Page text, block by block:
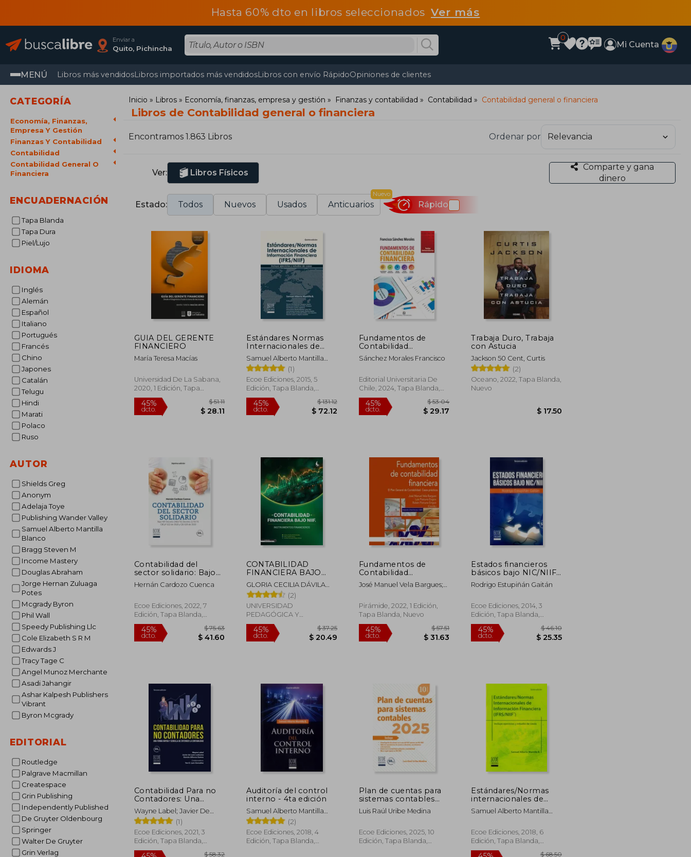
Hasta 60% dto en libros seleccionadosVer más
Enviar a
Quito, Pichincha
0
Mi Cuenta
MENÚ Libros más vendidosLibros importados más vendidosLibros con envío RápidoOpiniones de clientes
CATEGORÍA
Economía, Finanzas,
Empresa Y Gestión
Finanzas Y Contabilidad
Contabilidad
Contabilidad General O
Financiera
ENCUADERNACIÓN
Tapa Blanda
Tapa Dura
Piel/Lujo
IDIOMA
Inglés
Alemán
Español
Italiano
Portugués
Francés
Chino
Japones
Catalán
Telugu
Hindi
Marati
Polaco
Ruso
AUTOR
Shields Greg
Anonym
Adelaja Toye
Publishing Wander Valley
Samuel Alberto Mantilla
Blanco
Bragg Steven M
Income Mastery
Douglas Abraham
Jorge Hernan Zuluaga
Potes
Mcgrady Byron
Phil Wall
Speedy Publishing Llc
Cole Elizabeth S R M
Edwards J
Tracy Tage C
Angel Munoz Merchante
Asadi Jahangir
Ashar Kalpesh Publishers
Vibrant
Byron Mcgrady
EDITORIAL
Routledge
Palgrave Macmillan
Createspace
Grin Publishing
Independently Published
De Gruyter Oldenbourg
Springer
Walter De Gruyter
Grin Verlag
Inicio Libros Economía, finanzas, empresa y gestión Finanzas y contabilidad Contabilidad Contabilidad general o financiera
Libros de Contabilidad general o financiera
Encontramos 1.863 Libros Ordenar por
Ver: Libros Físicos
Comparte y gana
dinero
Estado: Todos Nuevos Usados Anticuarios
Nuevo
Rápido
GUIA DEL GERENTE
FINANCIERO
María Teresa Macías
Universidad De La Sabana,
2020, 1 Edición, Tapa
Blanda, Nuevo
Estándares Normas
Internacionales de
Información
Financiera Ifrs
Samuel Alberto Mantilla
Blanco
(1)
Ecoe Ediciones, 2015, 5
Edición, Tapa Blanda,
Nuevo
$ 72.12
Fundamentos de
Contabilidad
Financiera de
Francisco Sánchez
Universitaria de Chile)
Sánchez Morales Francisco
Editorial Universitaria De
Chile, 2024, Tapa Blanda,
Nuevo
$ 29.17
Trabaja Duro, Trabaja
con Astucia
Jackson 50 Cent, Curtis
(2)
Oceano, 2022, Tapa Blanda,
Nuevo
Contabilidad del
sector solidario: Bajo
NIF Decreto 2483
Hernán Cardozo Cuenca
Ecoe Ediciones, 2022, 7
Edición, Tapa Blanda,
Nuevo
45%
dcto.
CONTABILIDAD
FINANCIERA BAJO
NIIF. INSTRUMENTOS
FINANCIEROS.
GLORIA CECILIA DÁVILA
GIRALDO, DILIA CASTILLO
NOSSA, ANDRÉS
FERNANDO MEJÍA AMAYA.
(2)
UNIVERSIDAD
PEDAGÓGICA Y
TECNOLÓGICA DE
COLOM, 2024, Tapa
Blanda, Nuevo
45%
dcto.
Fundamentos de
Contabilidad
Financiera: El Plan
General de
Prácticos
José Manuel Vela Bargues;
Porcuna Enguix
Pirámide, 2022, 1 Edición,
Tapa Blanda, Nuevo
45%
dcto.
$ 57.51
$ 31.63
Estados financieros
básicos bajo NIC/NIIF
- 3ra edición
Rodrigo Estupiñán Gaitán
Ecoe Ediciones, 2014, 3
Edición, Tapa Blanda,
Nuevo
45%
dcto.
Contabilidad Para no
Contadores: Una
Forma Rápida y
Sencilla de Entender la
Contabilidad
Wayne Label; Javier De
León Ledesma; Ramón
Alfonso Ramos
(1)
Ecoe Ediciones, 2021, 3
Edición, Tapa Blanda,
Nuevo
Auditoría del control
interno - 4ta edición
Samuel Alberto Mantilla
Blanco
(2)
Ecoe Ediciones, 2018, 4
Edición, Tapa Blanda,
Plan de cuentas para
sistemas contables
2025 – 10ma edición
Luis Raúl Uribe Medina
Ecoe Ediciones, 2025, 10
Edición, Tapa Blanda,
Estándares/Normas
internacionales de
información financiera
(IFRS/NIIF). Incluye
caso - 6ta edición
Samuel Alberto Mantilla
Ecoe Ediciones, 2018, 6
Edición, Tapa Blanda,
Nuevo